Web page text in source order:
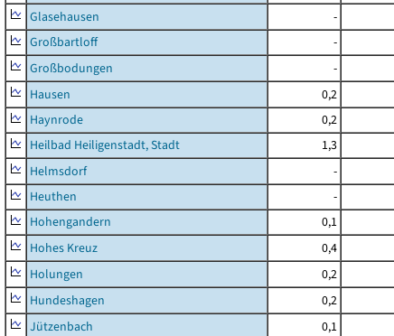
Glasehausen
-
Großbartloff
-
Großbodungen
-
Hausen
0,2
Haynrode
0,2
Heilbad Heiligenstadt, Stadt
1,3
Helmsdorf
-
Heuthen
-
Hohengandern
0,1
Hohes Kreuz
0,4
Holungen
0,2
Hundeshagen
0,2
Jützenbach
0,1